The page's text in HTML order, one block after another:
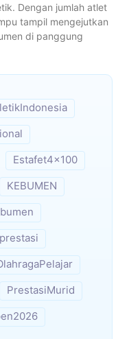
Dengan jumlah atlet
tampil mengejutkan
di panggung
Estafet4x100
KEBUMEN
PrestasiMurid